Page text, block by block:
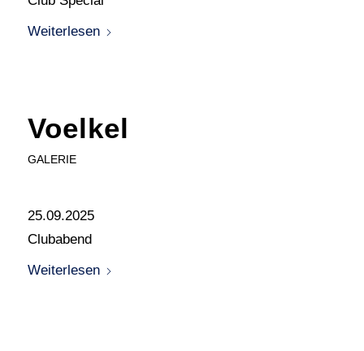
Weiterlesen
Voelkel
GALERIE
25.09.2025
Clubabend
Weiterlesen